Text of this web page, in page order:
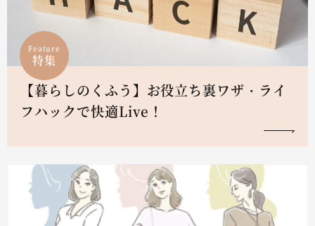
Feature
特集
【暮らしのくふう】お役立ち裏ワザ・ライ
フハックで快適Live！